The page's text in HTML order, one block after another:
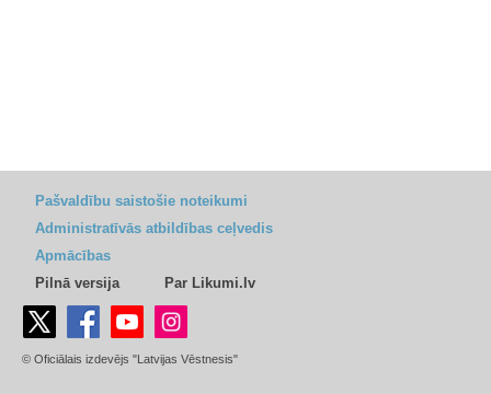
Pašvaldību saistošie noteikumi
Administratīvās atbildības ceļvedis
Apmācības
Pilnā versija
Par Likumi.lv
© Oficiālais izdevējs "Latvijas Vēstnesis"